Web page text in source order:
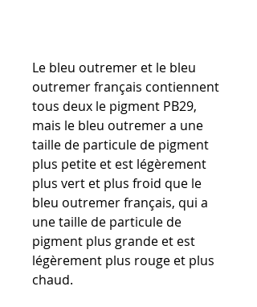
Le bleu outremer et le bleu
outremer français contiennent
tous deux le pigment PB29,
mais le bleu outremer a une
taille de particule de pigment
plus petite et est légèrement
plus vert et plus froid que le
bleu outremer français, qui a
une taille de particule de
pigment plus grande et est
légèrement plus rouge et plus
chaud.